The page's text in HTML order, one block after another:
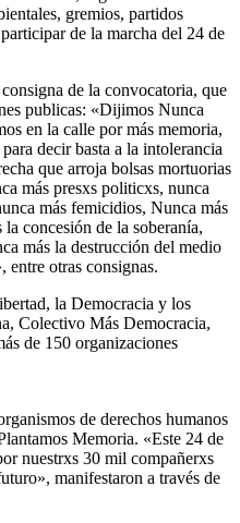
gremios, partidos
de la marcha del 24 de
de la convocatoria, que
publicas: «Dijimos Nunca
en la calle por más memoria,
decir basta a la intolerancia
que arroja bolsas mortuorias
más presxs politicxs, nunca
más femicidios, Nunca más
concesión de la soberanía,
más la destrucción del medio
entre otras consignas.
la Democracia y los
Colectivo Más Democracia,
de 150 organizaciones
de derechos humanos
Memoria. «Este 24 de
nuestrxs 30 mil compañerxs
manifestaron a través de